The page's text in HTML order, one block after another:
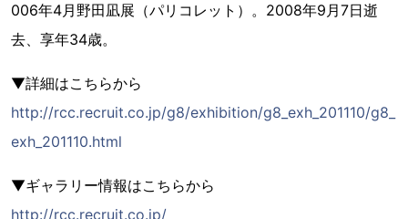
006年4月野田凪展（パリコレット）。2008年9月7日逝
去、享年34歳。
▼詳細はこちらから
http://rcc.recruit.co.jp/g8/exhibition/g8_exh_201110/g8_
exh_201110.html
▼ギャラリー情報はこちらから
http://rcc.recruit.co.jp/